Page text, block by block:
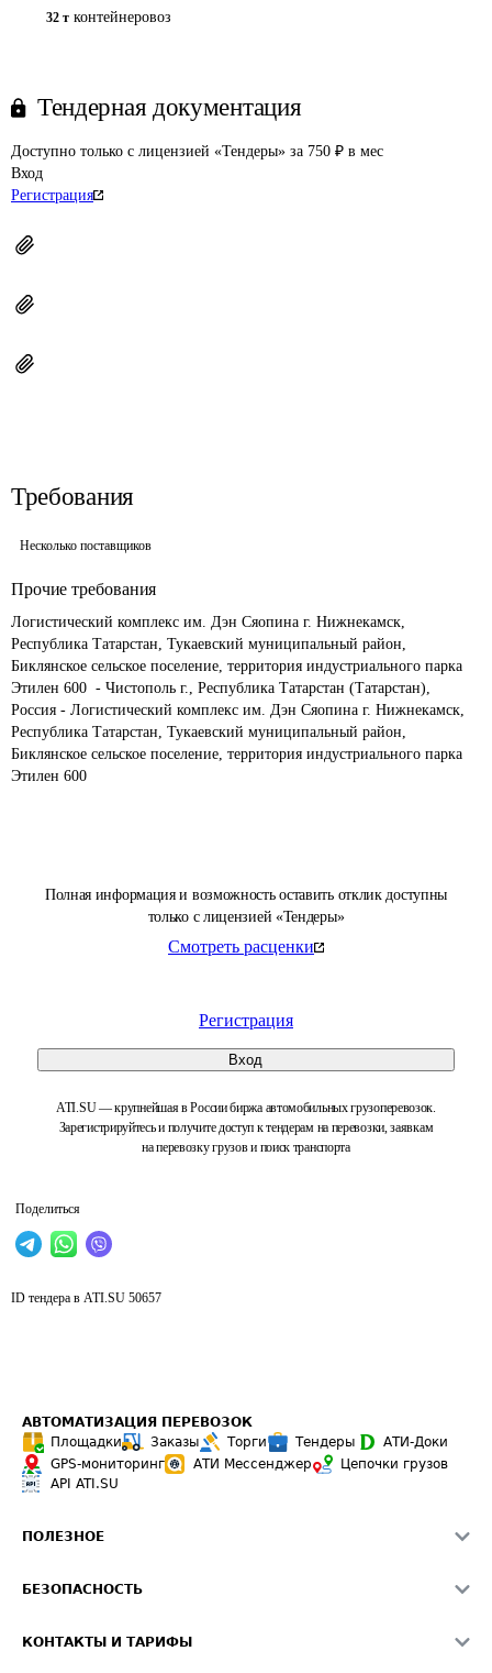
Полная информация и возможность оставить отклик доступны
только с лицензией «Тендеры»
Смотреть расценки
Регистрация
Вход
ATI.SU — крупнейшая в России биржа автомобильных грузоперевозок.
Зарегистрируйтесь и получите доступ к тендерам на перевозки, заявкам
на перевозку грузов и поиск транспорта
Поделиться
32 т контейнеровоз
Тендерная документация
Доступно только с лицензией «Тендеры» за 750 ₽ в мес
Вход
Регистрация
Требования
Несколько поставщиков
Прочие требования
Логистический комплекс им. Дэн Сяопина г. Нижнекамск,
Республика Татарстан, Тукаевский муниципальный район,
Биклянское сельское поселение, территория индустриального парка
Этилен 600  - Чистополь г., Республика Татарстан (Татарстан),
Россия - Логистический комплекс им. Дэн Сяопина г. Нижнекамск,
Республика Татарстан, Тукаевский муниципальный район,
Биклянское сельское поселение, территория индустриального парка
Этилен 600
ID тендера в ATI.SU 50657
АВТОМАТИЗАЦИЯ ПЕРЕВОЗОК
Площадки
Заказы Торги Тендеры
АТИ-Доки
GPS-мониторинг
АТИ Мессенджер
Цепочки грузов
API ATI.SU
ПОЛЕЗНОЕ
Звезды ATI.SU на вашем сайте
БЕЗОПАСНОСТЬ
КОНТАКТЫ И ТАРИФЫ